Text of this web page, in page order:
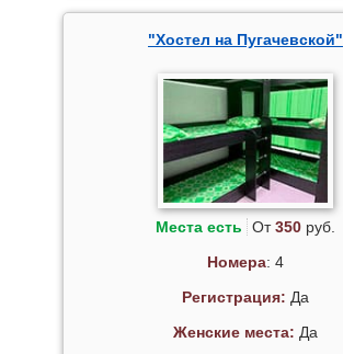
"Хостел на Пугачевской"
Места есть От350руб.
Номера: 4
Регистрация: Да
Женские места: Да